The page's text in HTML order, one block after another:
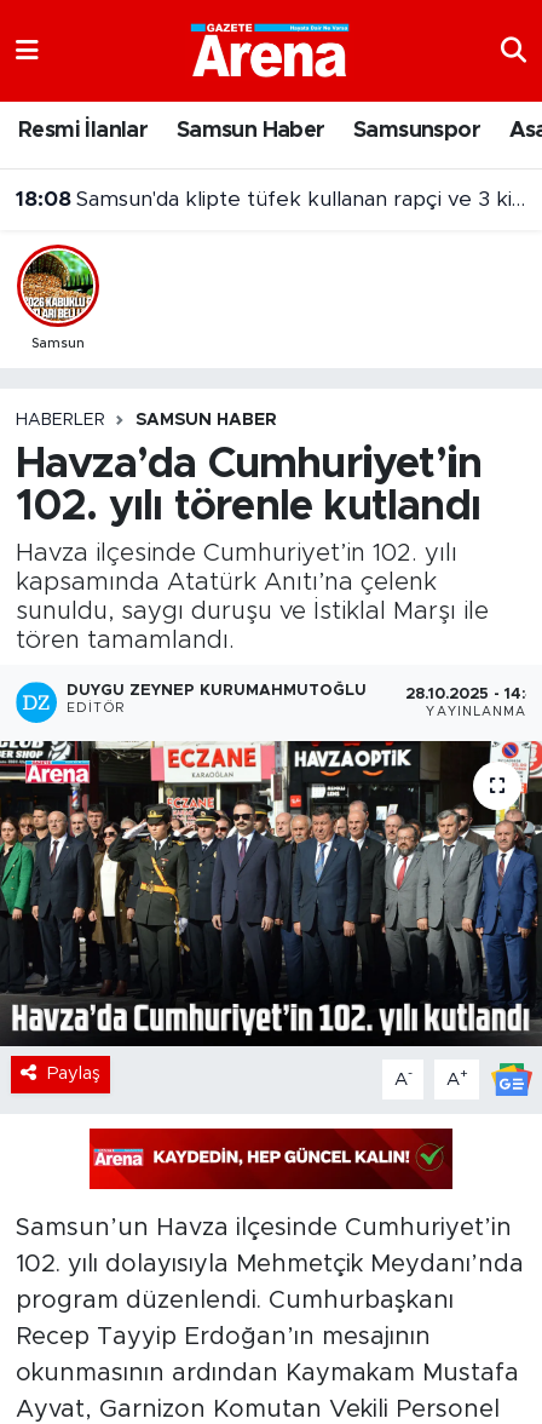
Resmi İlanlar Samsun Haber Samsunspor
18:08 Samsun'da klipte tüfek kullanan rapçi ve 3 kişi serbest bırakıldı
Samsun
HABERLER SAMSUN HABER
Havza’da Cumhuriyet’in
102. yılı törenle kutlandı
Havza ilçesinde Cumhuriyet’in 102. yılı
kapsamında Atatürk Anıtı’na çelenk
sunuldu, saygı duruşu ve İstiklal Marşı ile
tören tamamlandı.
DUYGU ZEYNEP KURUMAHMUTOĞLU
EDITÖR
28.10.2025 -
YAYINLANMA
Paylaş A- A+
Samsun’un Havza ilçesinde Cumhuriyet’in
102. yılı dolayısıyla Mehmetçik Meydanı’nda
program düzenlendi. Cumhurbaşkanı
Recep Tayyip Erdoğan’ın mesajının
okunmasının ardından Kaymakam Mustafa
Ayvat, Garnizon Komutan Vekili Personel
Samsun Namaz Vakitleri
Trafik Durumu
Süper Lig Puan Durumu ve Fikstür
Son Dakika Haberleri
Haber Arşivi